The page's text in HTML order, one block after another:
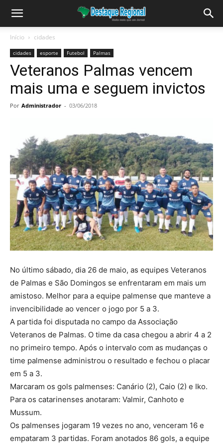
Início cidades
cidades esporte Futebol Palmas
Veteranos Palmas vencem
mais uma e seguem invictos
Por Administrador - 03/06/2018
No último sábado, dia 26 de maio, as equipes Veteranos
de Palmas e São Domingos se enfrentaram em mais um
amistoso. Melhor para a equipe palmense que manteve a
invencibilidade ao vencer o jogo por 5 a 3.
A partida foi disputada no campo da Associação
Veteranos de Palmas. O time da casa chegou a abrir 4 a 2
no primeiro tempo. Após o intervalo com as mudanças o
time palmense administrou o resultado e fechou o placar
em 5 a 3.
Marcaram os gols palmenses: Canário (2), Caio (2) e Iko.
Para os catarinenses anotaram: Valmir, Canhoto e
Mussum.
Os palmenses jogaram 19 vezes no ano, venceram 16 e
empataram 3 partidas. Foram anotados 86 gols, a equipe